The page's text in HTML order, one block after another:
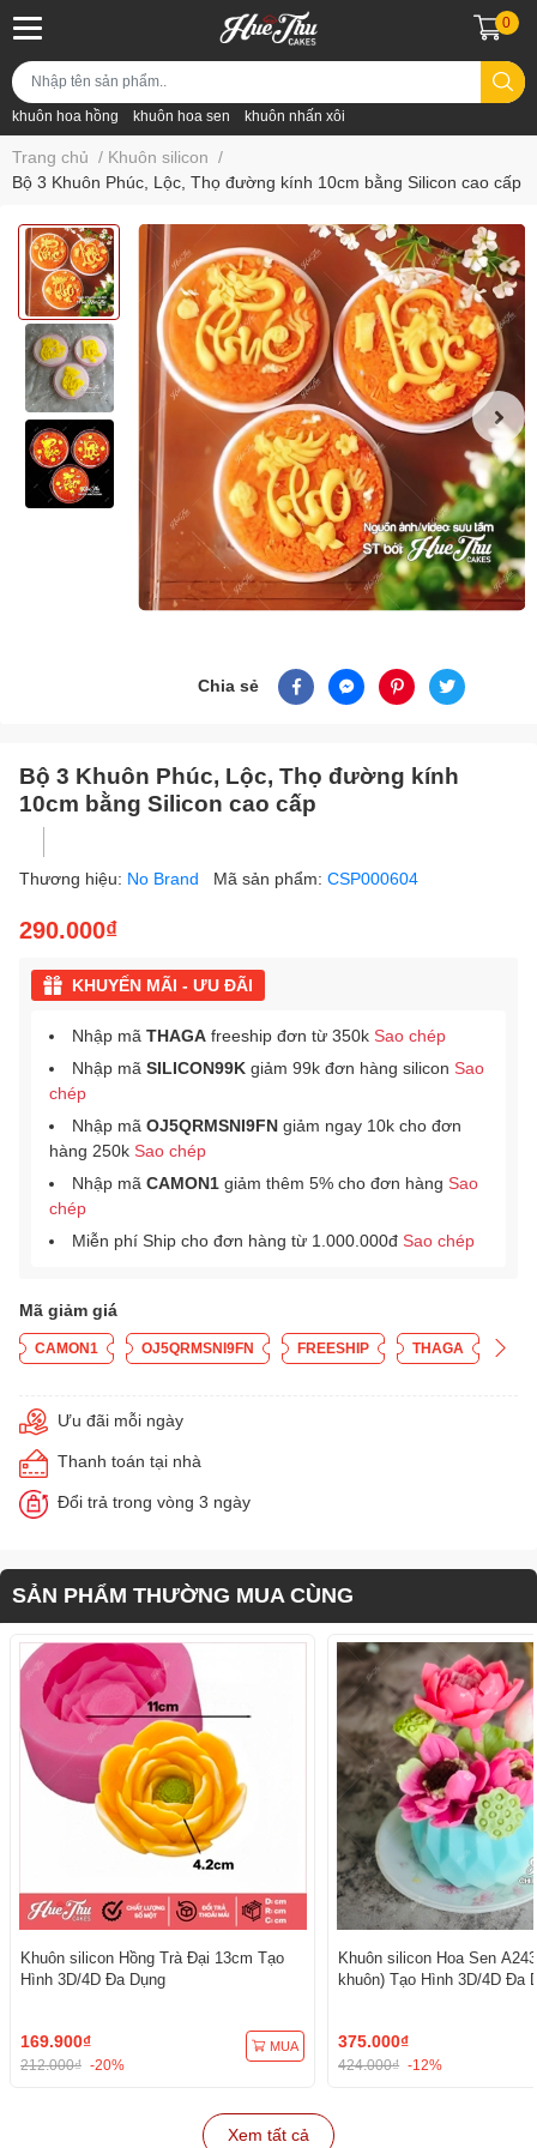
khuôn hoa hồng khuôn hoa sen khuôn nhấn xôi
0
Trang chủ / Khuôn silicon /
Bộ 3 Khuôn Phúc, Lộc, Thọ đường kính 10cm bằng Silicon cao cấp
Chia sẻ
Bộ 3 Khuôn Phúc, Lộc, Thọ đường kính
10cm bằng Silicon cao cấp
Thương hiệu: No Brand Mã sản phẩm: CSP000604
290.000₫
KHUYẾN MÃI - ƯU ĐÃI
Nhập mã THAGA freeship đơn từ 350k Sao chép
Nhập mã SILICON99K giảm 99k đơn hàng silicon Sao
chép
Nhập mã OJ5QRMSNI9FN giảm ngay 10k cho đơn
hàng 250k Sao chép
Nhập mã CAMON1 giảm thêm 5% cho đơn hàng Sao
chép
Miễn phí Ship cho đơn hàng từ 1.000.000đ Sao chép
Mã giảm giá
CAMON1 OJ5QRMSNI9FN FREESHIP THAGA
Ưu đãi mỗi ngày
Thanh toán tại nhà
Đổi trả trong vòng 3 ngày
SẢN PHẨM THƯỜNG MUA CÙNG
Khuôn silicon Hồng Trà Đại 13cm Tạo
Hình 3D/4D Đa Dụng
169.900₫
212.000₫ -20%
MUA
Khuôn silicon Hoa Sen
khuôn) Tạo Hình 3D/4D Đa
375.000₫
424.000₫ -12%
Xem tất cả